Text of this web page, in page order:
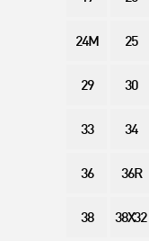
24M 25
29 30
33 34
36 36R
38 38X32